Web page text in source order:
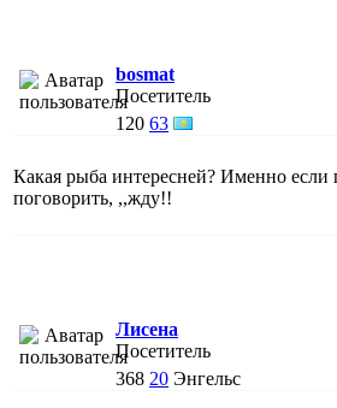
bosmat
Посетитель
120 63
Какая рыба интересней? Именно если
поговорить, ,,жду!!
Лисена
Посетитель
368 20 Энгельс